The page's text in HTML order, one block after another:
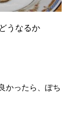
うなるか
かったら、ぽち